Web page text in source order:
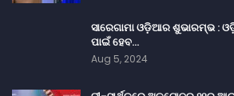
ସାରେଗାମା ଓଡ଼ିଆର ଶୁଭାରମ୍ଭ :
ପାଇଁ ହେବ…
Aug 5, 2024